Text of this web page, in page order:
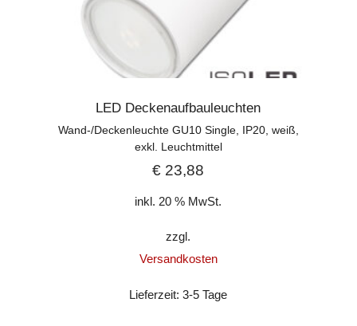
LED Deckenaufbauleuchten
Wand-/Deckenleuchte GU10 Single, IP20, weiß,
exkl. Leuchtmittel
€ 23,88
inkl. 20 % MwSt.
zzgl.
Versandkosten
Lieferzeit:3-5 Tage